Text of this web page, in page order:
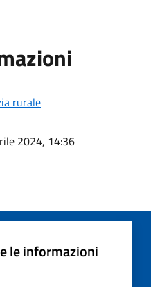
rurale
2024, 14:36
le informazioni